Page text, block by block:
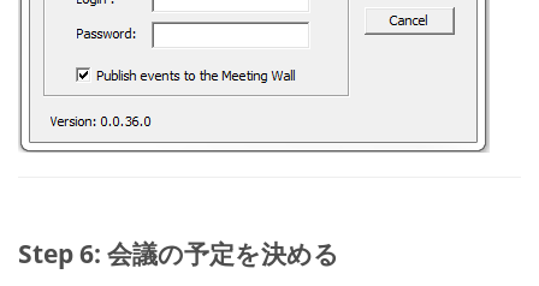
Step 6: 会議の予定を決める